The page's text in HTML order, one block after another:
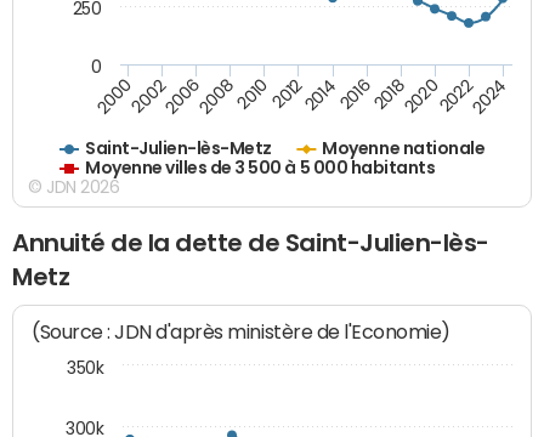
Saint-Julien-lès-Metz
Moyenne nationale
Moyenne villes de 3 500 à 5 000 habitants
200020022006200820102012201420162018202020222024
0
250
© JDN 2026
Annuité de la dette de Saint-Julien-lès-
Metz
(Source : JDN d'après ministère de l'Economie)
300k
350k